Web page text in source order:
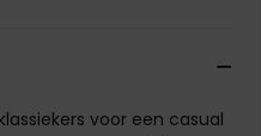
voor een casual